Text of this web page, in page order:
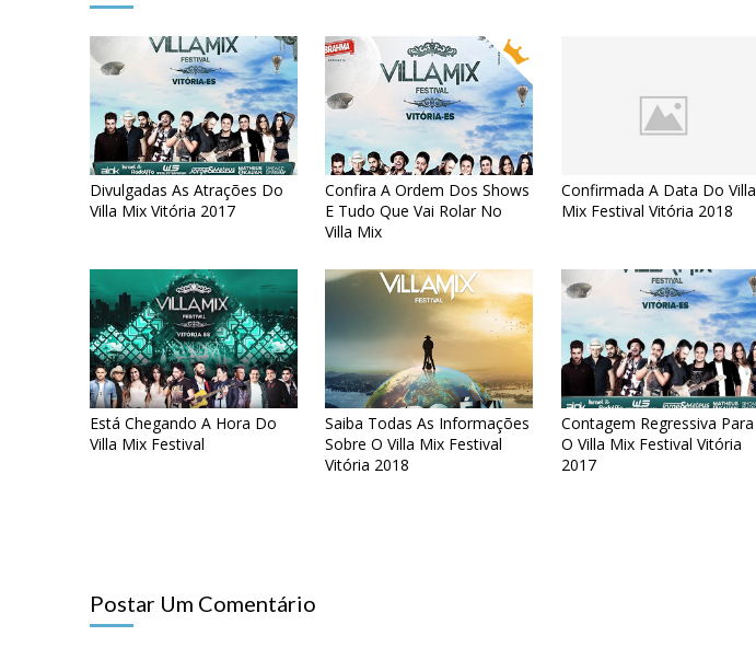
Divulgadas As Atrações Do
Villa Mix Vitória 2017
Confira A Ordem Dos Shows
E Tudo Que Vai Rolar No
Villa Mix
Confirmada A Data Do Villa
Mix Festival Vitória 2018
Está Chegando A Hora Do
Villa Mix Festival
Saiba Todas As Informações
Sobre O Villa Mix Festival
Vitória 2018
Contagem Regressiva Para
O Villa Mix Festival Vitória
2017
Postar Um Comentário